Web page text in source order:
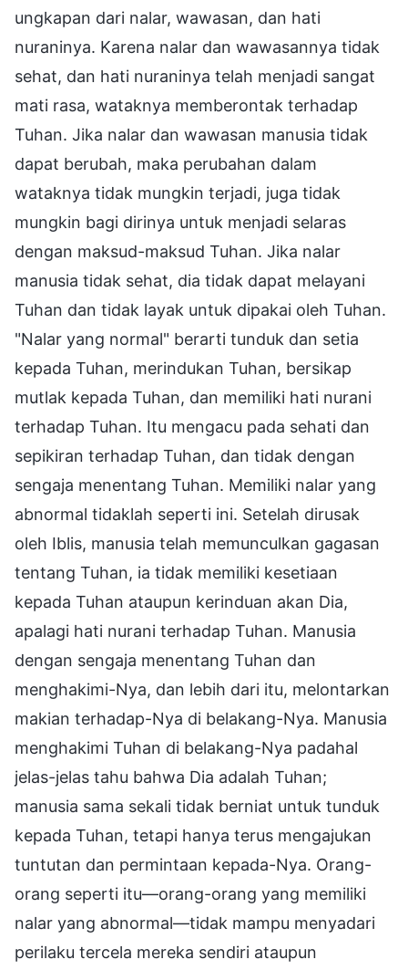
ungkapan dari nalar, wawasan, dan hati
nuraninya. Karena nalar dan wawasannya tidak
sehat, dan hati nuraninya telah menjadi sangat
mati rasa, wataknya memberontak terhadap
Tuhan. Jika nalar dan wawasan manusia tidak
dapat berubah, maka perubahan dalam
wataknya tidak mungkin terjadi, juga tidak
mungkin bagi dirinya untuk menjadi selaras
dengan maksud-maksud Tuhan. Jika nalar
manusia tidak sehat, dia tidak dapat melayani
Tuhan dan tidak layak untuk dipakai oleh Tuhan.
"Nalar yang normal" berarti tunduk dan setia
kepada Tuhan, merindukan Tuhan, bersikap
mutlak kepada Tuhan, dan memiliki hati nurani
terhadap Tuhan. Itu mengacu pada sehati dan
sepikiran terhadap Tuhan, dan tidak dengan
sengaja menentang Tuhan. Memiliki nalar yang
abnormal tidaklah seperti ini. Setelah dirusak
oleh Iblis, manusia telah memunculkan gagasan
tentang Tuhan, ia tidak memiliki kesetiaan
kepada Tuhan ataupun kerinduan akan Dia,
apalagi hati nurani terhadap Tuhan. Manusia
dengan sengaja menentang Tuhan dan
menghakimi-Nya, dan lebih dari itu, melontarkan
makian terhadap-Nya di belakang-Nya. Manusia
menghakimi Tuhan di belakang-Nya padahal
jelas-jelas tahu bahwa Dia adalah Tuhan;
manusia sama sekali tidak berniat untuk tunduk
kepada Tuhan, tetapi hanya terus mengajukan
tuntutan dan permintaan kepada-Nya. Orang-
orang seperti itu—orang-orang yang memiliki
nalar yang abnormal—tidak mampu menyadari
perilaku tercela mereka sendiri ataupun